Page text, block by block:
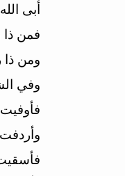
أبى
فمن ذا
ومن ذا
وفي
وأردفت